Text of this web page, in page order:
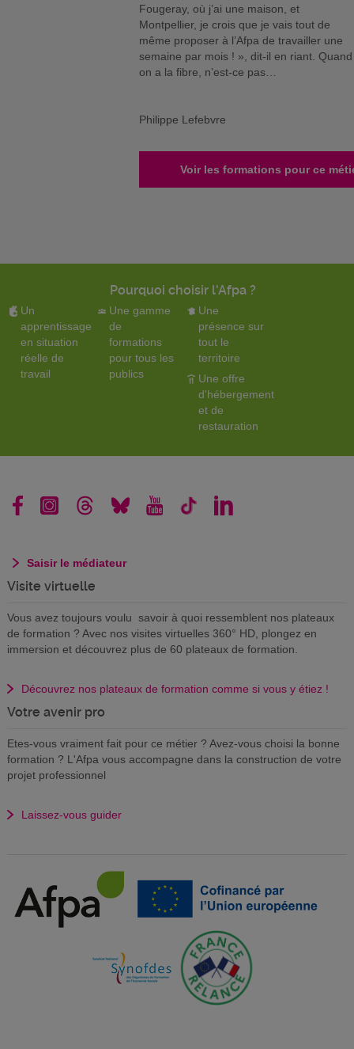
Fougeray, où j’ai une maison, et
Montpellier, je crois que je vais tout de
même proposer à l’Afpa de travailler une
semaine par mois ! », dit-il en riant. Quand
on a la fibre, n’est-ce pas…
Philippe Lefebvre
Voir les formations pour ce
Pourquoi choisir l'Afpa ?
Un
apprentissage
en situation
réelle de
travail
Une gamme
de
formations
pour tous les
publics
Une
présence sur
tout le
territoire
Une offre
d'hébergement
et de
restauration
Saisir le médiateur
Visite virtuelle
Vous avez toujours voulu savoir à quoi ressemblent nos plateaux
de formation ? Avec nos visites virtuelles 360° HD, plongez en
immersion et découvrez plus de 60 plateaux de formation.
Découvrez nos plateaux de formation comme si vous y étiez !
Votre avenir pro
Etes-vous vraiment fait pour ce métier ? Avez-vous choisi la bonne
formation ? L'Afpa vous accompagne dans la construction de votre
projet professionnel
Laissez-vous guider